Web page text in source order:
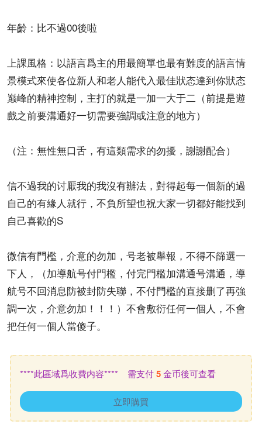
年齡：比不過00後啦
上課風格：以語言爲主的用最簡單也最有難度的語言情
景模式來使各位新人和老人能代入最佳狀态達到你狀态
巅峰的精神控制，主打的就是一加一大于二（前提是遊
戲之前要溝通好一切需要強調或注意的地方）
（注：無性無口舌，有這類需求的勿擾，謝謝配合）
信不過我的讨厭我的我沒有辦法，對得起每一個新的過
自己的有緣人就行，不負所望也祝大家一切都好能找到
自己喜歡的S
微信有門檻，介意的勿加，号老被舉報，不得不篩選一
下人，（加導航号付門檻，付完門檻加溝通号溝通，導
航号不回消息防被封防失聯，不付門檻的直接删了再強
調一次，介意勿加！！！）不會敷衍任何一個人，不會
把任何一個人當傻子。
****此區域爲收費内容**** 需支付5金币後可查看
立即購買